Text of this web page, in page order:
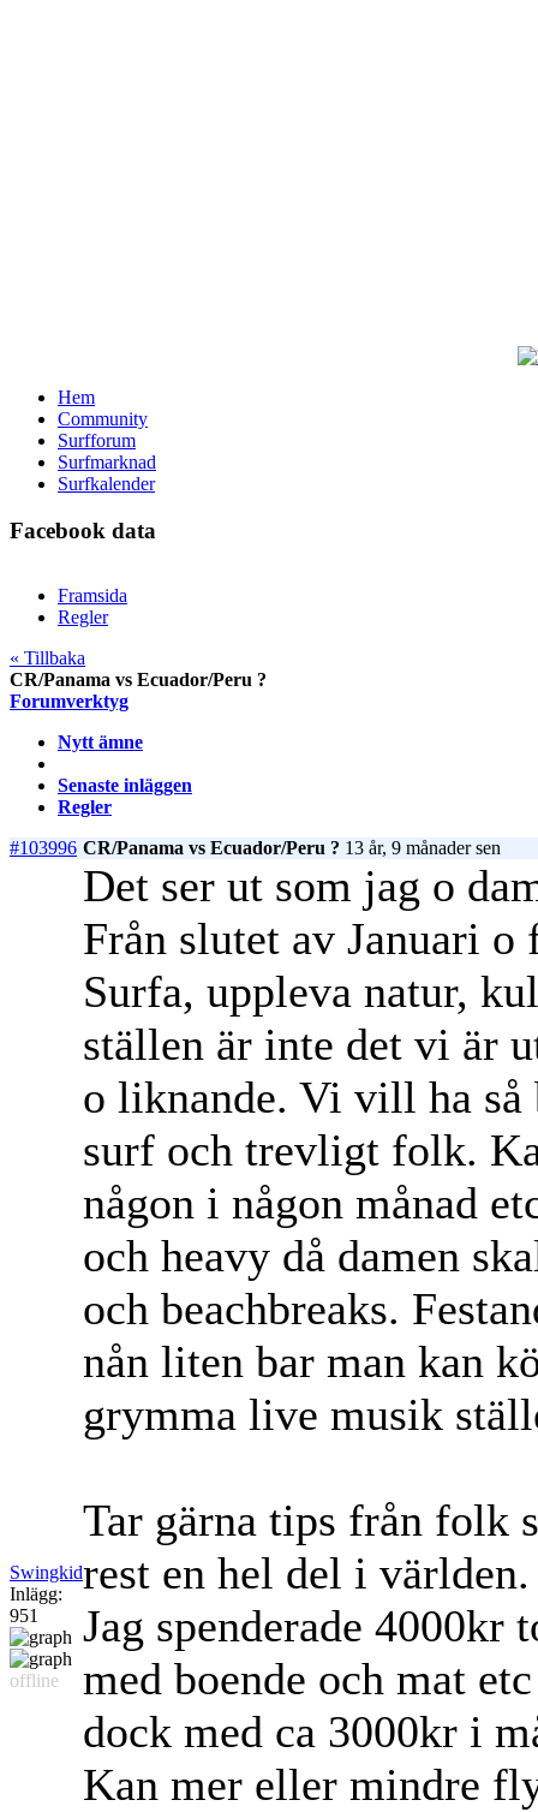
Hem
Community
Surfforum
Surfmarknad
Surfkalender
Facebook data
Framsida
Regler
« Tillbaka
CR/Panama vs Ecuador/Peru ?
Forumverktyg
Nytt ämne
Senaste inläggen
Regler
#103996 CR/Panama vs Ecuador/Peru ? 13 år, 9 månader sen
Swingkid
Inlägg:
951
offline
Det ser ut som jag o
Från slutet av Januari o
Surfa, uppleva natur,
ställen är inte det vi är
o liknande. Vi vill ha
surf och trevligt folk.
någon i någon månad
och heavy då damen
och beachbreaks.
nån liten bar man kan
grymma live musik
Tar gärna tips från folk
rest en hel del i världen.
Jag spenderade 4000kr
med boende och mat
dock med ca 3000kr i
Kan mer eller mindre